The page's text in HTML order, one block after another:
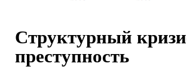
Структурный
преступность